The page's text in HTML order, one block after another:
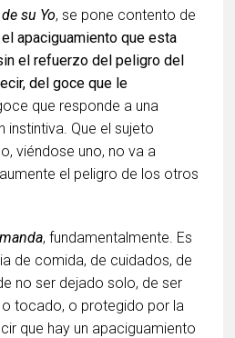
su Yo, se pone contento de
el apaciguamiento que esta
el refuerzo del peligro del
del goce que le
que responde a una
instintiva. Que el sujeto
viéndose uno, no va a
el peligro de los otros
, fundamentalmente. Es
de comida, de cuidados, de
no ser dejado solo, de ser
tocado, o protegido por la
que hay un apaciguamiento